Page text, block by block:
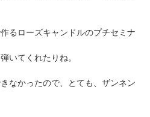
るローズキャンドルのプチセミナ
いてくれたりね。
なかったので、とても、ザンネン